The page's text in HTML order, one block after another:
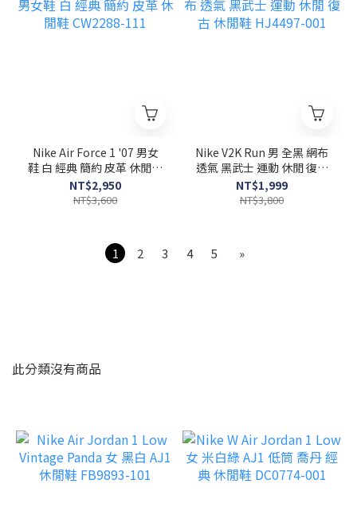
Nike Air Force 1 '07 男女
鞋 白 經典 簡約 皮革 休閒鞋
CW2288-111
NT$2,950
NT$3,600
Nike V2K Run 男 全黑 網布
透氣 黑武士 運動 休閒 復古
休閒鞋 HJ4497-001
NT$1,999
NT$3,800
1 2 3 4 5 »
此分類沒有商品